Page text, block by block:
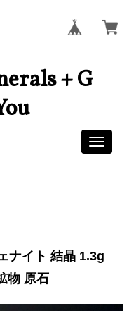
+ G
Toggle
ナイト 結晶 1.3g
物 原石